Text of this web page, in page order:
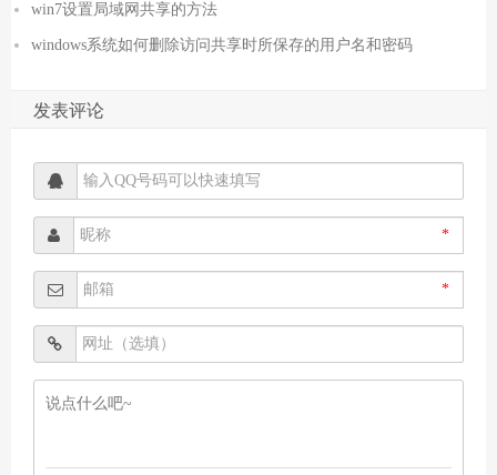
win7设置局域网共享的方法
windows系统如何删除访问共享时所保存的用户名和密码
发表评论
*
*